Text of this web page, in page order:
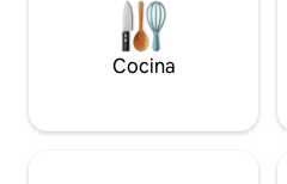
compartida y acceso a la playa,
lugares de estacionamiento. El
público del complejo puede ser
distancia de forma confiable.
Cocina